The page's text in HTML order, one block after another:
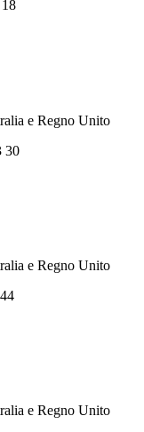
e Regno Unito
30
e Regno Unito
e Regno Unito